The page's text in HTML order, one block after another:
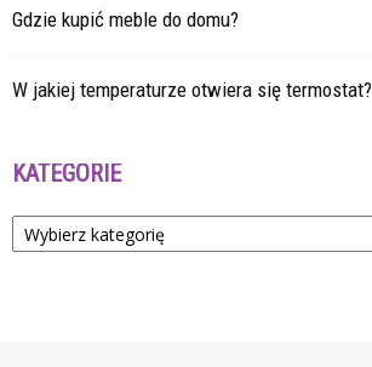
Gdzie kupić meble do domu?
W jakiej temperaturze otwiera się termostat?
KATEGORIE
Kategorie